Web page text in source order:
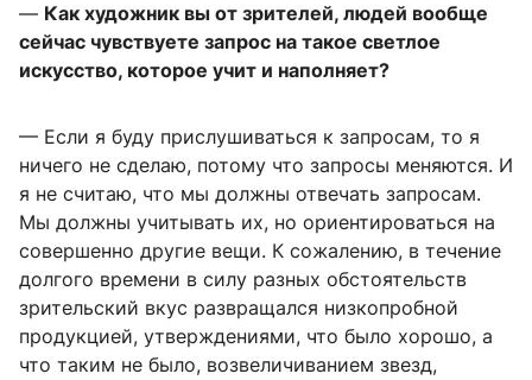
— Как художник вы от зрителей, людей вообще
сейчас чувствуете запрос на такое светлое
искусство, которое учит и наполняет?
— Если я буду прислушиваться к запросам, то я
ничего не сделаю, потому что запросы меняются. И
я не считаю, что мы должны отвечать запросам.
Мы должны учитывать их, но ориентироваться на
совершенно другие вещи. К сожалению, в течение
долгого времени в силу разных обстоятельств
зрительский вкус развращался низкопробной
продукцией, утверждениями, что было хорошо, а
что таким не было, возвеличиванием звезд,